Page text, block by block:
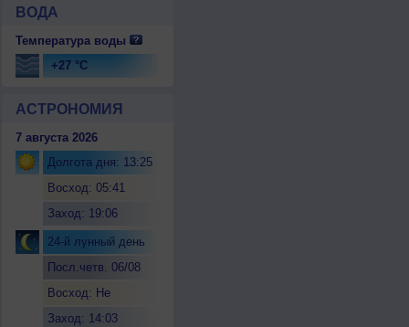
ВОДА
Температура воды
+27 °C
АСТРОНОМИЯ
7 августа 2026
Долгота дня: 13:25
Восход: 05:41
Заход: 19:06
24-й лунный день
Посл.четв. 06/08
Восход: Не
Заход: 14:03